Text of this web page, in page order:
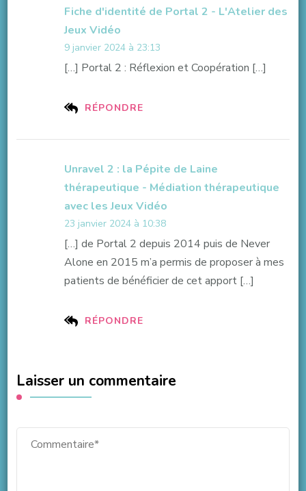
Fiche d'identité de Portal 2 - L'Atelier des
Jeux Vidéo
9 janvier 2024 à 23:13
RÉPONDRE
[…] Portal 2 : Réflexion et Coopération […]
Unravel 2 : la Pépite de Laine
thérapeutique - Médiation thérapeutique
avec les Jeux Vidéo
23 janvier 2024 à 10:38
RÉPONDRE
[…] de Portal 2 depuis 2014 puis de Never
Alone en 2015 m’a permis de proposer à mes
patients de bénéficier de cet apport […]
Laisser un commentaire